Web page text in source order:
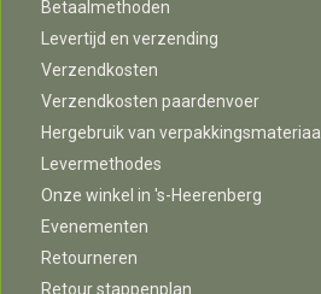
Betaalmethoden
Levertijd en verzending
Verzendkosten
Verzendkosten paardenvoer
Hergebruik van verpakkingsmateriaal
Levermethodes
Onze winkel in 's-Heerenberg
Evenementen
Retourneren
Retour stappenplan